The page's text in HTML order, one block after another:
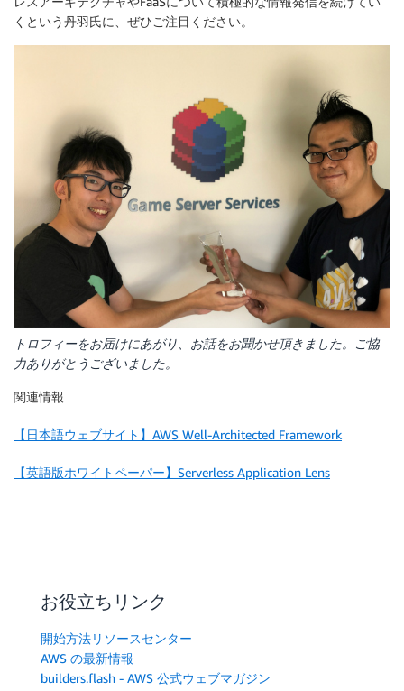
くという丹羽氏に、ぜひご注目ください。
トロフィーをお届けにあがり、お話をお聞かせ頂きました。ご協
力ありがとうございました。
関連情報
【日本語ウェブサイト】AWS Well-Architected Framework
【英語版ホワイトペーパー】Serverless Application Lens
お役立ちリンク
開始方法リソースセンター
AWS の最新情報
builders.flash - AWS 公式ウェブマガジン